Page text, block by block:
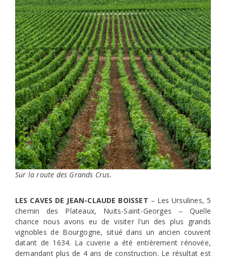
Sur la route des Grands Crus.
LES CAVES DE JEAN-CLAUDE BOISSET – Les Ursulines, 5
chemin des Plateaux, Nuits-Saint-Georges – Quelle
chance nous avons eu de visiter l’un des plus grands
vignobles de Bourgogne, situé dans un ancien couvent
datant de 1634. La cuverie a été entièrement rénovée,
demandant plus de 4 ans de construction. Le résultat est